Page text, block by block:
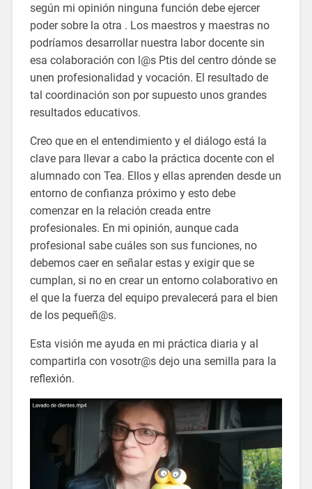
según mi opinión ninguna función debe ejercer
poder sobre la otra . Los maestros y maestras no
podríamos desarrollar nuestra labor docente sin
esa colaboración con l@s Ptis del centro dónde se
unen profesionalidad y vocación. El resultado de
tal coordinación son por supuesto unos grandes
resultados educativos.
Creo que en el entendimiento y el diálogo está la
clave para llevar a cabo la práctica docente con el
alumnado con Tea. Ellos y ellas aprenden desde un
entorno de confianza próximo y esto debe
comenzar en la relación creada entre
profesionales. En mi opinión, aunque cada
profesional sabe cuáles son sus funciones, no
debemos caer en señalar estas y exigir que se
cumplan, si no en crear un entorno colaborativo en
el que la fuerza del equipo prevalecerá para el bien
de los pequeñ@s.
Esta visión me ayuda en mi práctica diaria y al
compartirla con vosotr@s dejo una semilla para la
reflexión.